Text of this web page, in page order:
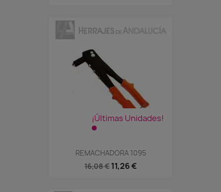
¡Últimas Unidades!
REMACHADORA 1095
16,08 € 11,26 €